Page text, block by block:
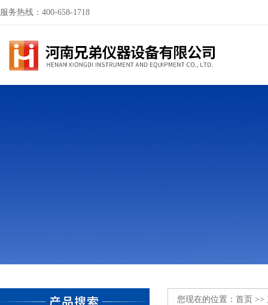
服务热线：400-658-1718
您现在的位置： 首页 >>